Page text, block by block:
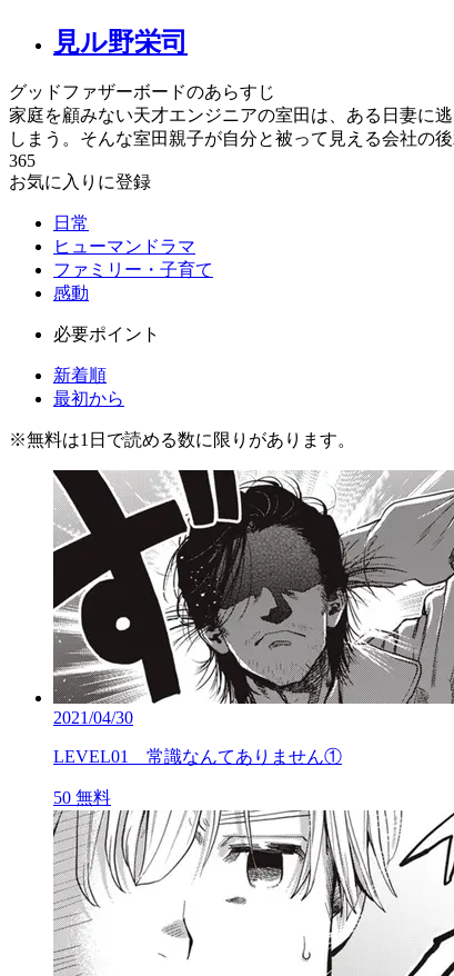
見ル野栄司
グッドファザーボードのあらすじ
家庭を顧みない天才エンジニアの室田は、ある日妻に
しまう。そんな室田親子が自分と被って見える会社の
365
お気に入りに登録
日常
ヒューマンドラマ
ファミリー・子育て
感動
必要ポイント
新着順
最初から
※無料は1日で読める数に限りがあります。
2021/04/30
LEVEL01 常識なんてありません①
50 無料